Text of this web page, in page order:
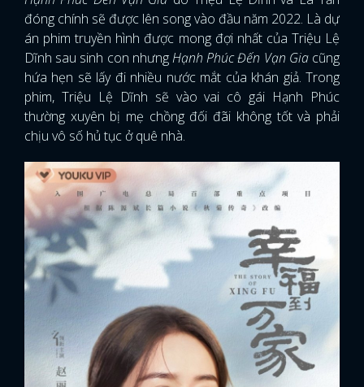
đóng chính sẽ được lên song vào đầu năm 2022. Là dự
án phim truyền hình được mong đợi nhất của Triệu Lệ
Dĩnh sau sinh con nhưngHạnh Phúc Đến Vạn Giacũng
hứa hẹn sẽ lấy đi nhiều nước mắt của khán giả. Trong
phim, Triệu Lệ Dĩnh sẽ vào vai cô gái Hạnh Phúc
thường xuyên bị mẹ chồng đối đãi không tốt và phải
chịu vô số hủ tục ở quê nhà.